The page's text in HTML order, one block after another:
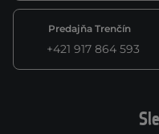
Predajňa Trenčín
+421 917 864 593